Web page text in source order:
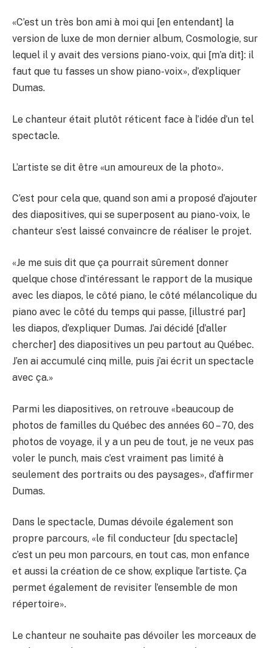
«C’est un très bon ami à moi qui [en entendant] la
version de luxe de mon dernier album, Cosmologie, sur
lequel il y avait des versions piano-voix, qui [m’a dit]: il
faut que tu fasses un show piano-voix», d’expliquer
Dumas.
Le chanteur était plutôt réticent face à l’idée d’un tel
spectacle.
L’artiste se dit être «un amoureux de la photo».
C’est pour cela que, quand son ami a proposé d’ajouter
des diapositives, qui se superposent au piano-voix, le
chanteur s’est laissé convaincre de réaliser le projet.
«Je me suis dit que ça pourrait sûrement donner
quelque chose d’intéressant le rapport de la musique
avec les diapos, le côté piano, le côté mélancolique du
piano avec le côté du temps qui passe, [illustré par]
les diapos, d’expliquer Dumas. J’ai décidé [d’aller
chercher] des diapositives un peu partout au Québec.
J’en ai accumulé cinq mille, puis j’ai écrit un spectacle
avec ça.»
Parmi les diapositives, on retrouve «beaucoup de
photos de familles du Québec des années 60 – 70, des
photos de voyage, il y a un peu de tout, je ne veux pas
voler le punch, mais c’est vraiment pas limité à
seulement des portraits ou des paysages», d’affirmer
Dumas.
Dans le spectacle, Dumas dévoile également son
propre parcours, «le fil conducteur [du spectacle]
c’est un peu mon parcours, en tout cas, mon enfance
et aussi la création de ce show, explique l’artiste. Ça
permet également de revisiter l’ensemble de mon
répertoire».
Le chanteur ne souhaite pas dévoiler les morceaux de